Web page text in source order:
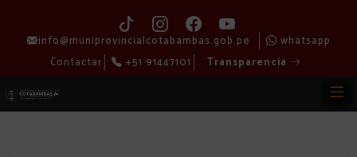
info@muniprovincialcotabambas.gob.pe
whatsapp
Contactar
+51 91447101 Transparencia